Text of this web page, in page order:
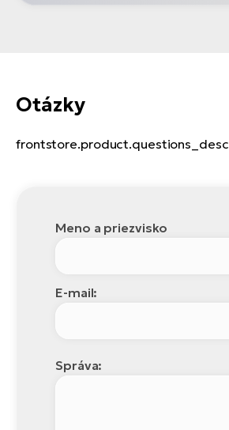
Otázky
frontstore.product.questions_desc
Meno a priezvisko
E-mail:
Správa: